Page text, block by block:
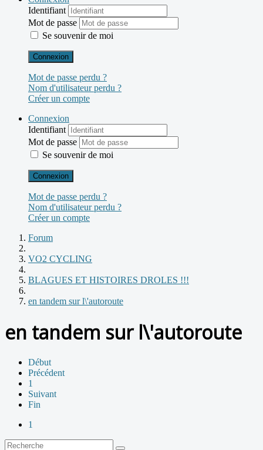
Identifiant
Mot de passe
Se souvenir de moi
Connexion
Mot de passe perdu ?
Nom d'utilisateur perdu ?
Créer un compte
Connexion
Identifiant
Mot de passe
Se souvenir de moi
Connexion
Mot de passe perdu ?
Nom d'utilisateur perdu ?
Créer un compte
Forum
VO2 CYCLING
BLAGUES ET HISTOIRES DROLES !!!
en tandem sur l\'autoroute
en tandem sur l\'autoroute
Début
Précédent
1
Suivant
Fin
1